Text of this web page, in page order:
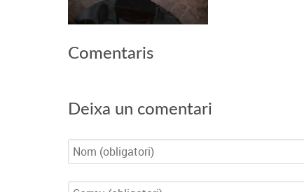
Comentaris
Deixa un comentari